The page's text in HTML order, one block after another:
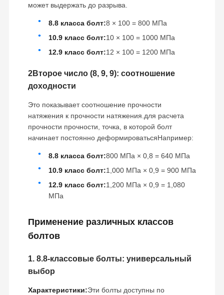
может выдержать до разрыва.
8.8 класса болт:8 × 100 = 800 МПа
10.9 класс болт:10 × 100 = 1000 МПа
12.9 класс болт:12 × 100 = 1200 МПа
2Второе число (8, 9, 9): соотношение
доходности
Это показывает соотношение прочности
натяжения к прочности натяжения.для расчета
прочности прочности, точка, в которой болт
начинает постоянно деформироватьсяНапример:
8.8 класса болт:800 МПа × 0,8 = 640 МПа
10.9 класс болт:1,000 МПа × 0,9 = 900 МПа
12.9 класс болт:1,200 МПа × 0,9 = 1,080
МПа
Применение различных классов
болтов
1. 8.8-классовые болты: универсальный
выбор
Характеристики:Эти болты доступны по